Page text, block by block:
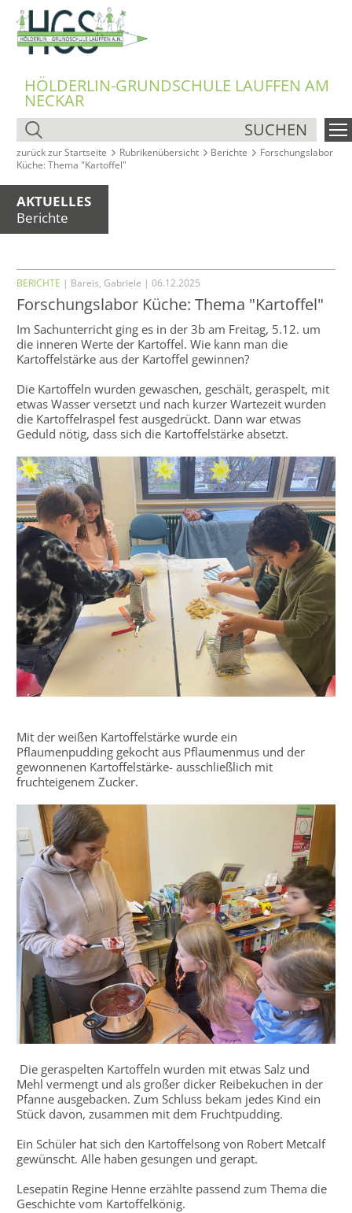
HÖLDERLIN-GRUNDSCHULE LAUFFEN AM
NECKAR
SUCHEN
zurück zur Startseite Rubrikenübersicht Berichte
Forschungslabor
Küche: Thema "Kartoffel"
AKTUELLES
Berichte
BERICHTE | Bareis, Gabriele | 06.12.2025
Forschungslabor Küche: Thema "Kartoffel"
Im Sachunterricht ging es in der 3b am Freitag, 5.12. um
die inneren Werte der Kartoffel. Wie kann man die
Kartoffelstärke aus der Kartoffel gewinnen?
Die Kartoffeln wurden gewaschen, geschält, geraspelt, mit
etwas Wasser versetzt und nach kurzer Wartezeit wurden
die Kartoffelraspel fest ausgedrückt. Dann war etwas
Geduld nötig, dass sich die Kartoffelstärke absetzt.
Mit der weißen Kartoffelstärke wurde ein
Pflaumenpudding gekocht aus Pflaumenmus und der
gewonnenen Kartoffelstärke- ausschließlich mit
fruchteigenem Zucker.
Die geraspelten Kartoffeln wurden mit etwas Salz und
Mehl vermengt und als großer dicker Reibekuchen in der
Pfanne ausgebacken. Zum Schluss bekam jedes Kind ein
Stück davon, zusammen mit dem Fruchtpudding.
Ein Schüler hat sich den Kartoffelsong von Robert Metcalf
gewünscht. Alle haben gesungen und gerapt.
Lesepatin Regine Henne erzählte passend zum Thema die
Geschichte vom Kartoffelkönig.